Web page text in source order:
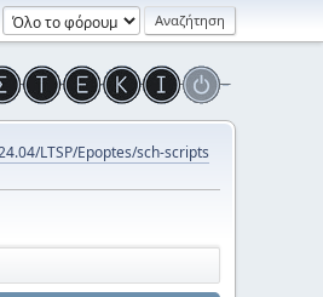
LTSP/Epoptes/sch-scripts